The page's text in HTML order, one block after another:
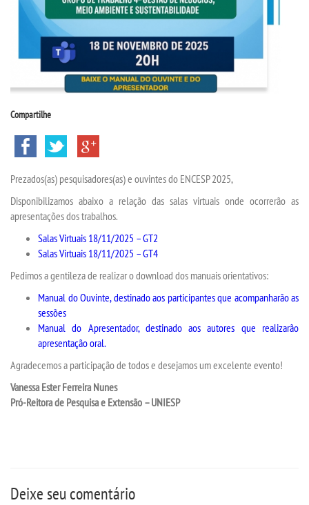
BACHARELADOS
LICENCIATURAS
TECNOLÓGICOS
INSCREVA-SE
TRANSFERÊNCIA
SEGUNDA GRADUAÇÃO
MATRÍCULA
EDITAL - ADENDO 1
Compartilhe
Prezados(as) pesquisadores(as) e ouvintes do ENCESP 2025,
Disponibilizamos abaixo a relação das salas virtuais onde ocorrerão as
apresentações dos trabalhos.
Salas Virtuais 18/11/2025 – GT2
Salas Virtuais 18/11/2025 – GT4
Pedimos a gentileza de realizar o download dos manuais orientativos:
Manual do Ouvinte, destinado aos participantes que acompanharão as
sessões
Manual do Apresentador, destinado aos autores que realizarão
apresentação oral.
Agradecemos a participação de todos e desejamos um excelente evento!
Vanessa Ester Ferreira Nunes
Pró-Reitora de Pesquisa e Extensão – UNIESP
Deixe seu comentário